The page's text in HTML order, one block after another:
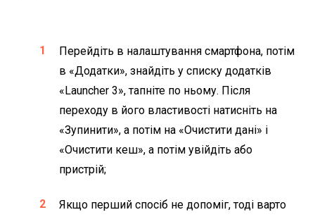
Перейдіть в налаштування смартфона, потім
в «Додатки», знайдіть у списку додатків
«Launcher 3», тапніте по ньому. Після
переходу в його властивості натисніть на
«Зупинити», а потім на «Очистити дані» і
«Очистити кеш», а потім увійдіть або
пристрій;
Якщо перший спосіб не допоміг, тоді варто